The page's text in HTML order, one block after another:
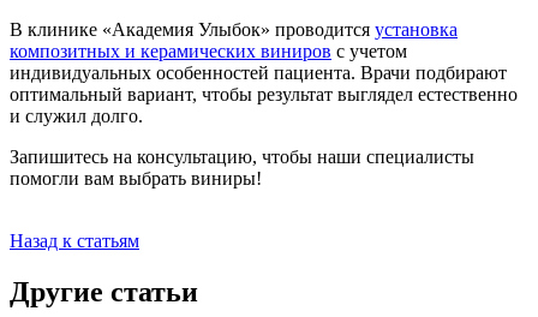
В клинике «Академия Улыбок» проводится установка
композитных и керамических виниров с учетом
индивидуальных особенностей пациента. Врачи подбирают
оптимальный вариант, чтобы результат выглядел естественно
и служил долго.
Запишитесь на консультацию, чтобы наши специалисты
помогли вам выбрать виниры!
Назад к статьям
Другие статьи